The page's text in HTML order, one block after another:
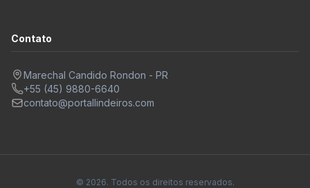
Contato
Marechal Candido Rondon - PR
+55 (45) 9880-6640
contato@portallindeiros.com
© 2026. Todos os direitos reservados.